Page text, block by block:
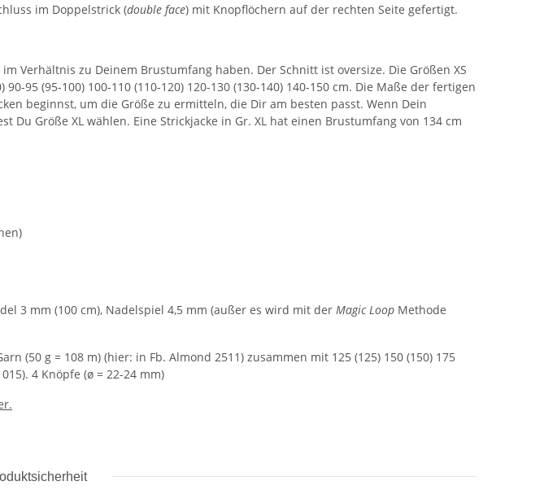
im Doppelstrick (double face) mit Knopflöchern auf der rechten Seite gefertigt.
im Verhältnis zu Deinem Brustumfang haben. Der Schnitt ist oversize. Die Größen XS
95 (95-100) 100-110 (110-120) 120-130 (130-140) 140-150 cm. Die Maße der fertigen
beginnst, um die Größe zu ermitteln, die Dir am besten passt. Wenn Dein
Größe XL wählen. Eine Strickjacke in Gr. XL hat einen Brustumfang von 134 cm
3 mm (100 cm), Nadelspiel 4,5 mm (außer es wird mit der Magic Loop Methode
(50 g = 108 m) (hier: in Fb. Almond 2511) zusammen mit 125 (125) 150 (150) 175
4 Knöpfe (ø = 22-24 mm)